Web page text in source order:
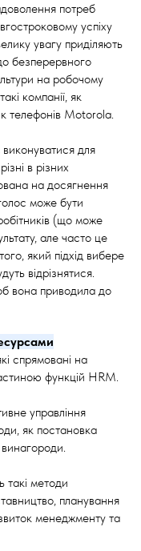
потреб
успіху
увагу приділяють
безперервного
на робочому
компанії, як
телефонів Motorola.
для
в різних
на досягнення
може бути
(що може
але часто це
який підхід вибере
відрізнятися.
вона приводила до
спрямовані на
функцій HRM.
управління
як постановка
такі методи
планування
менеджменту та